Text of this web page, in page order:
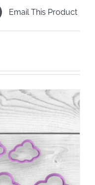
Email This Product